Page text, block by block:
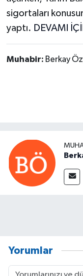
sigortaları
yaptı. DEVAMI
Muhabir: Berkay
Yorumlar